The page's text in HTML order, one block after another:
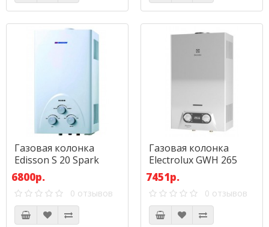
Газовая колонка
Edisson S 20 Spark
6800р.
0 отзывов
Газовая колонка
Electrolux GWH 265
ERN NanoPlus
7451р.
0 отзывов